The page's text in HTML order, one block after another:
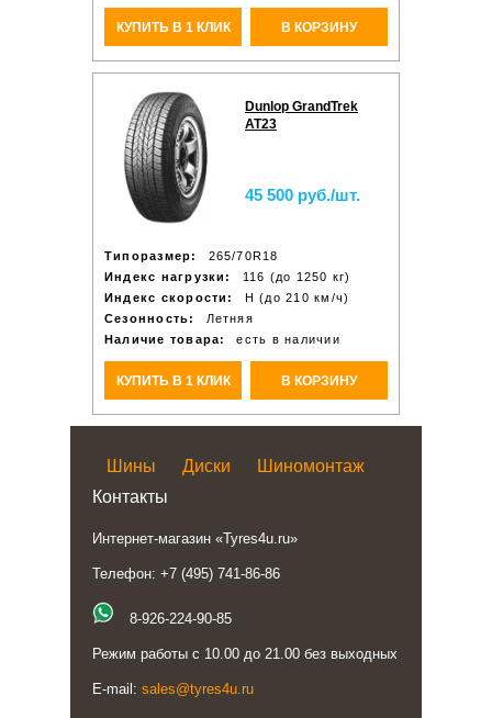
КУПИТЬ В 1 КЛИК В КОРЗИНУ
Dunlop GrandTrek
AT23
45 500 руб./шт.
Типоразмер:
265/70R18
Индекс нагрузки:
116 (до 1250 кг)
Индекс скорости:
H (до 210 км/ч)
Сезонность:
Летняя
Наличие товара:
есть в наличии
КУПИТЬ В 1 КЛИК В КОРЗИНУ
Шины Диски
Шиномонтаж
Контакты
Интернет-магазин «Tyres4u.ru»
Телефон: +7 (495) 741-86-86
8-926-224-90-85
Режим работы с 10.00 до 21.00 без выходных
E-mail: sales@tyres4u.ru